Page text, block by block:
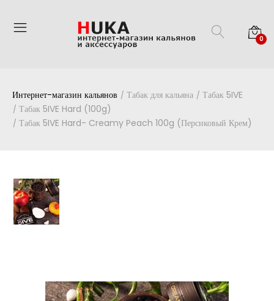
0
Интернет-магазин кальянов Табак для кальяна
Табак 5IVE
Табак 5IVE Hard (100g)
Табак 5IVE Hard- Creamy Peach 100g (Персиковый Крем)